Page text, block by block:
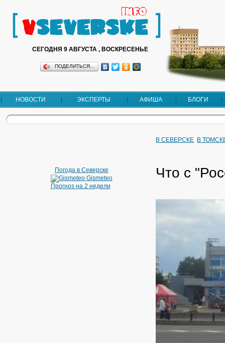
СЕГОДНЯ 9 АВГУСТА , ВОСКРЕСЕНЬЕ
ПОДЕЛИТЬСЯ…
НОВОСТИ ЭКСПЕРТЫ АФИША БЛОГИ
Погода в Северске
Gismeteo
Прогноз на 2 недели
В СЕВЕРСКЕ В
Что с